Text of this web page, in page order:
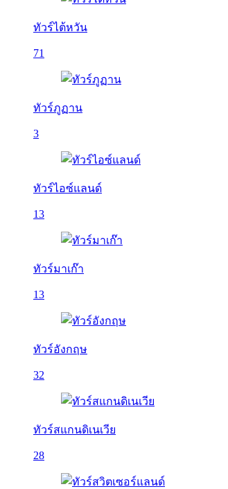
ทัวร์ไต้หวัน
71
ทัวร์ภูฏาน
3
ทัวร์ไอซ์แลนด์
13
ทัวร์มาเก๊า
13
ทัวร์อังกฤษ
32
ทัวร์สแกนดิเนเวีย
28